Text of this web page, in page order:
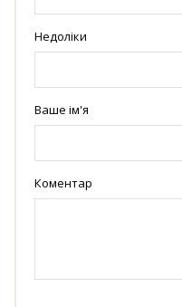
Недоліки
Ваше ім'я
Коментар